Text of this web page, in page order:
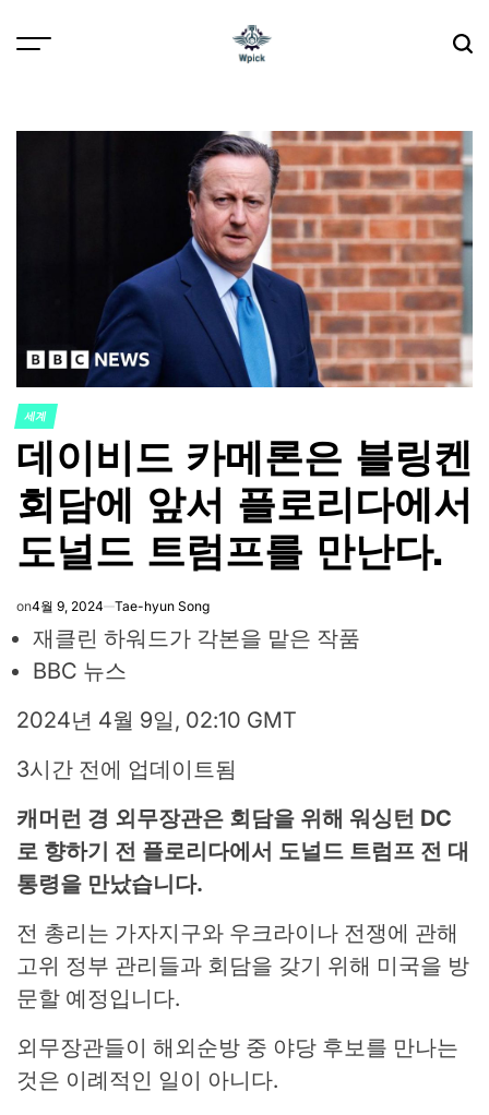
POSTED
IN
세계
데이비드 카메론은 블링켄
회담에 앞서 플로리다에서
도널드 트럼프를 만난다.
on4월 9, 2024 Tae-hyun Song
재클린 하워드가 각본을 맡은 작품
BBC 뉴스
2024년 4월 9일, 02:10 GMT
3시간 전에 업데이트됨
캐머런 경 외무장관은 회담을 위해 워싱턴 DC
로 향하기 전 플로리다에서 도널드 트럼프 전 대
통령을 만났습니다.
전 총리는 가자지구와 우크라이나 전쟁에 관해
고위 정부 관리들과 회담을 갖기 위해 미국을 방
문할 예정입니다.
외무장관들이 해외순방 중 야당 후보를 만나는
것은 이례적인 일이 아니다.